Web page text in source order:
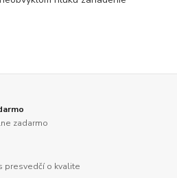
zadarmo
presvedčí o kvalite